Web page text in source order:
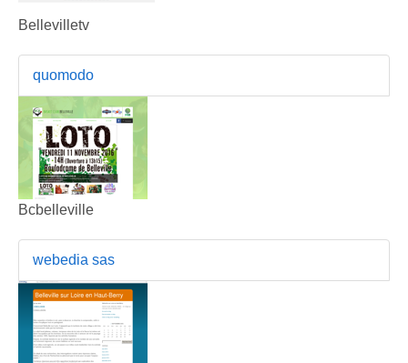
Bellevilletv
quomodo
Bcbelleville
webedia sas